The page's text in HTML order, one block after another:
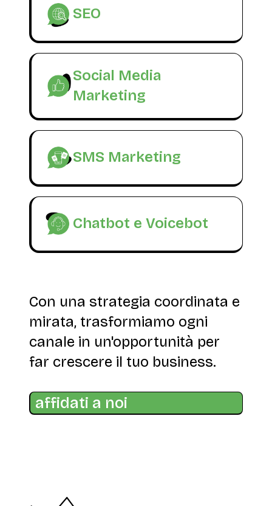
SEO
Social Media
Marketing
SMS Marketing
Chatbot e Voicebot
Con una strategia coordinata e
mirata, trasformiamo ogni
canale in un'opportunità per
far crescere il tuo business.
affidati a noi